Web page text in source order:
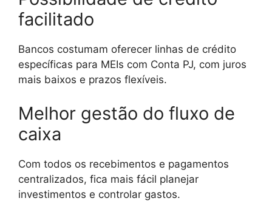
facilitado
Bancos costumam oferecer linhas de crédito
específicas para MEIs com Conta PJ, com juros
mais baixos e prazos flexíveis.
Melhor gestão do fluxo de
caixa
Com todos os recebimentos e pagamentos
centralizados, fica mais fácil planejar
investimentos e controlar gastos.